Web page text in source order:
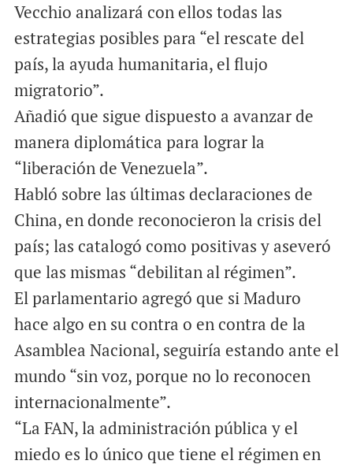
Vecchio analizará con ellos todas las
estrategias posibles para “el rescate del
país, la ayuda humanitaria, el flujo
migratorio”.
Añadió que sigue dispuesto a avanzar de
manera diplomática para lograr la
“liberación de Venezuela”.
Habló sobre las últimas declaraciones de
China, en donde reconocieron la crisis del
país; las catalogó como positivas y aseveró
que las mismas “debilitan al régimen”.
El parlamentario agregó que si Maduro
hace algo en su contra o en contra de la
Asamblea Nacional, seguiría estando ante el
mundo “sin voz, porque no lo reconocen
internacionalmente”.
“La FAN, la administración pública y el
miedo es lo único que tiene el régimen en